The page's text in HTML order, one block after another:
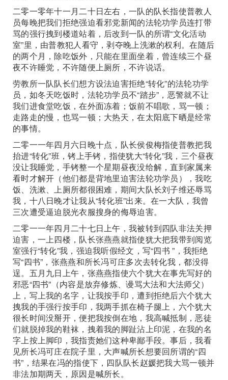
二零一零年十一月二十日左右，一队的队长指使普教人
员每晚把我们拒绝强迫看邪党新闻的法轮功学员连打带
骂的强行拽到楼道站着，后改到一队的所谓“文化活动
室”里，由普教犯人看守，剥夺晚上洗漱的权利。在随后
的两个月，除吃饭外，只能在里面坐着，曾连续三个昼
夜不许睡觉，不许随便上厕所，不许说话。
劳教所一队队长们想方设法迫害拒绝“转化”的法轮功学
员，如冬天吃饭时，法轮功学员不“踏步”，恶警就不让
我们进食堂吃饭，在外面冻着；饭前不唱歌，骂一顿；
走路走的慢，也骂一顿；大热天，在太阳底下晒是经常
的事情。
二零一一年四月六日晚十点，队长侯俊梅指使普教把我
抬进“转化”班，铐上手铐，指使犹大“转化”我，三个昼夜
没让我睡觉，手铐整一个星期昼夜没给解，直到家属来
看时才解开（他们都是背地里迫害法轮功学员），我吃
饭、洗漱、上厕所都很困难，期间大队长刘子维还辱骂
我，十八日晚才让我从“转化班”出来。在一大队，我曾
三次遭受逼迫脱光衣服搜身的侮辱迫害。
二零一一年四月二十七日上午，我被转到四队非法关押
迫害，一上四楼，队长张燕燕就指使犹大把我带到阅览
室强行“转化”我，强迫我听假经文，写“四书 ”，我拒绝
写“四书”，张燕燕和所长冯可庄多次去转化我，都没得
逞。五月九日上午，张燕燕指使六个犹大在事先写好的
邪恶“四书”（内容是放弃修炼、谩骂大法和大法师父）
上，写上我的名字，让我按手印，遭到拒绝后六个犹大
拽我的手强行按手印，我两手抓在椅子腿上，六个犹大
很长时间没掰开，便把我按倒在地，我高喊抵制，恶徒
们就脱掉我的鞋袜，拽着我的脚趾沾上印泥，在我的名
字上按上脚印，我指责她们这种卑鄙手段。事后，我看
见所长冯可庄在院子里，大声喊所长想要回所谓的“四
书”，结果在冯的指使下，四队队长赵媛把我大骂一顿并
非法加期两天，原因是喊所长。